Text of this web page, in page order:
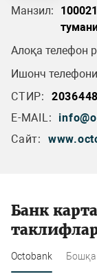
Манзил:
Алоқа телефон
Ишонч
СТИР:
E-MAIL:
Сайт:
Банк
Octobank Бошқа